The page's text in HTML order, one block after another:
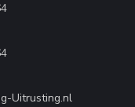
Uitrusting.nl